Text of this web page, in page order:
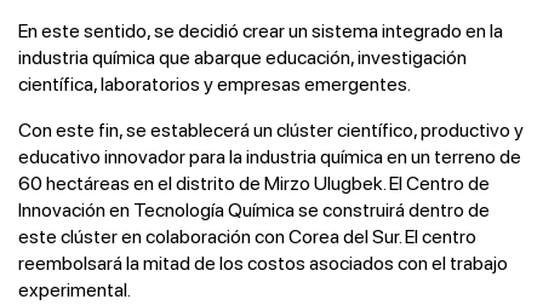
En este sentido, se decidió crear un sistema integrado en la
industria química que abarque educación, investigación
científica, laboratorios y empresas emergentes.
Con este fin, se establecerá un clúster científico, productivo y
educativo innovador para la industria química en un terreno de
60 hectáreas en el distrito de Mirzo Ulugbek. El Centro de
Innovación en Tecnología Química se construirá dentro de
este clúster en colaboración con Corea del Sur. El centro
reembolsará la mitad de los costos asociados con el trabajo
experimental.